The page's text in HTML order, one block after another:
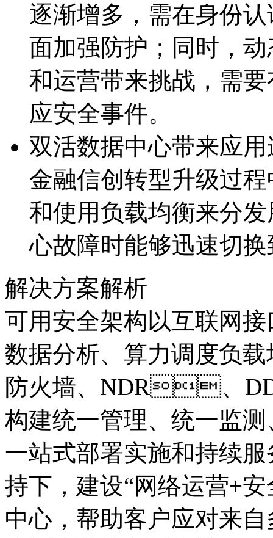
逐渐增多，需在身份认
面加强防护；同时
和运营带来挑战，需
应安全事件。
双活数据中心带来应
金融信创转型升级过程
和使用负载均衡来分发
心故障时能够迅速切
解决方案解析
可用安全架构以互联网接
数据分析、算力调度负载
防火墙、NDR、
构建统一管理、统一监
一站式部署实施和持续服
持下，建设“网络运营
中心，帮助客户应对